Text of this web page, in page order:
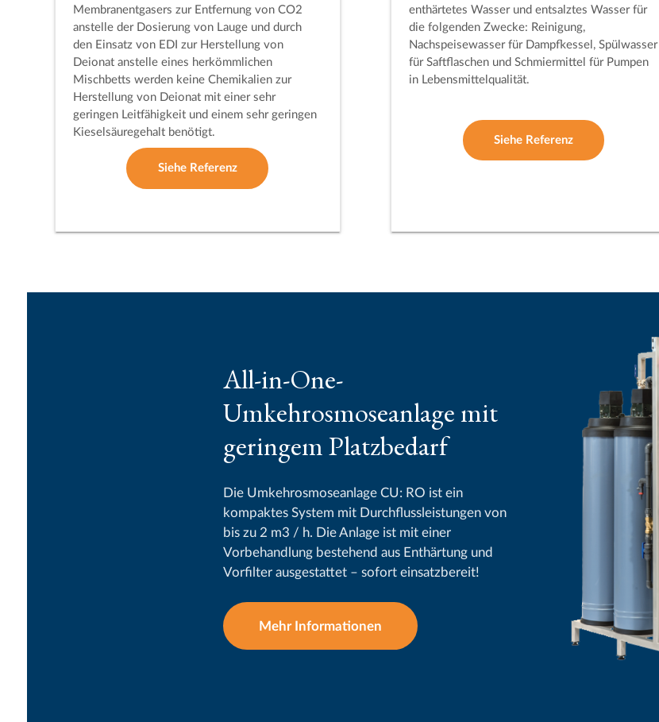
Membranentgasers zur Entfernung von CO2
anstelle der Dosierung von Lauge und durch
den Einsatz von EDI zur Herstellung von
Deionat anstelle eines herkömmlichen
Mischbetts werden keine Chemikalien zur
Herstellung von Deionat mit einer sehr
geringen Leitfähigkeit und einem sehr geringen
Kieselsäuregehalt benötigt.
Siehe Referenz
enthärtetes Wasser und entsalztes Wasser für
die folgenden Zwecke: Reinigung,
Nachspeisewasser für Dampfkessel, Spülwasser
für Saftflaschen und Schmiermittel für Pumpen
in Lebensmittelqualität.
Siehe Referenz
All-in-One-
Umkehrosmoseanlage mit
geringem Platzbedarf
Die Umkehrosmoseanlage CU: RO ist ein
kompaktes System mit Durchflussleistungen von
bis zu 2 m3 / h. Die Anlage ist mit einer
Vorbehandlung bestehend aus Enthärtung und
Vorfilter ausgestattet – sofort einsatzbereit!
Mehr Informationen